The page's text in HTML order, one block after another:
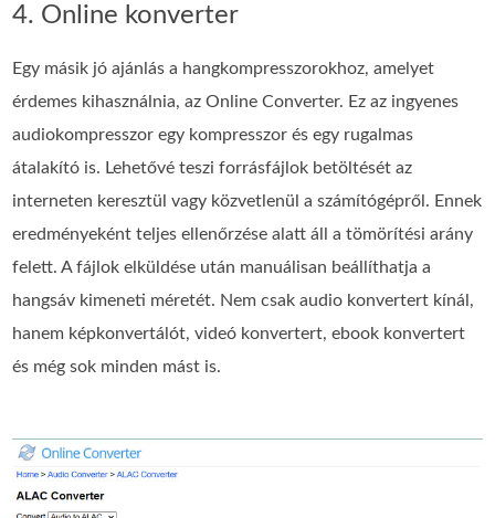
4. Online konverter
Egy másik jó ajánlás a hangkompresszorokhoz, amelyet
érdemes kihasználnia, az Online Converter. Ez az ingyenes
audiokompresszor egy kompresszor és egy rugalmas
átalakító is. Lehetővé teszi forrásfájlok betöltését az
interneten keresztül vagy közvetlenül a számítógépről. Ennek
eredményeként teljes ellenőrzése alatt áll a tömörítési arány
felett. A fájlok elküldése után manuálisan beállíthatja a
hangsáv kimeneti méretét. Nem csak audio konvertert kínál,
hanem képkonvertálót, videó konvertert, ebook konvertert
és még sok minden mást is.